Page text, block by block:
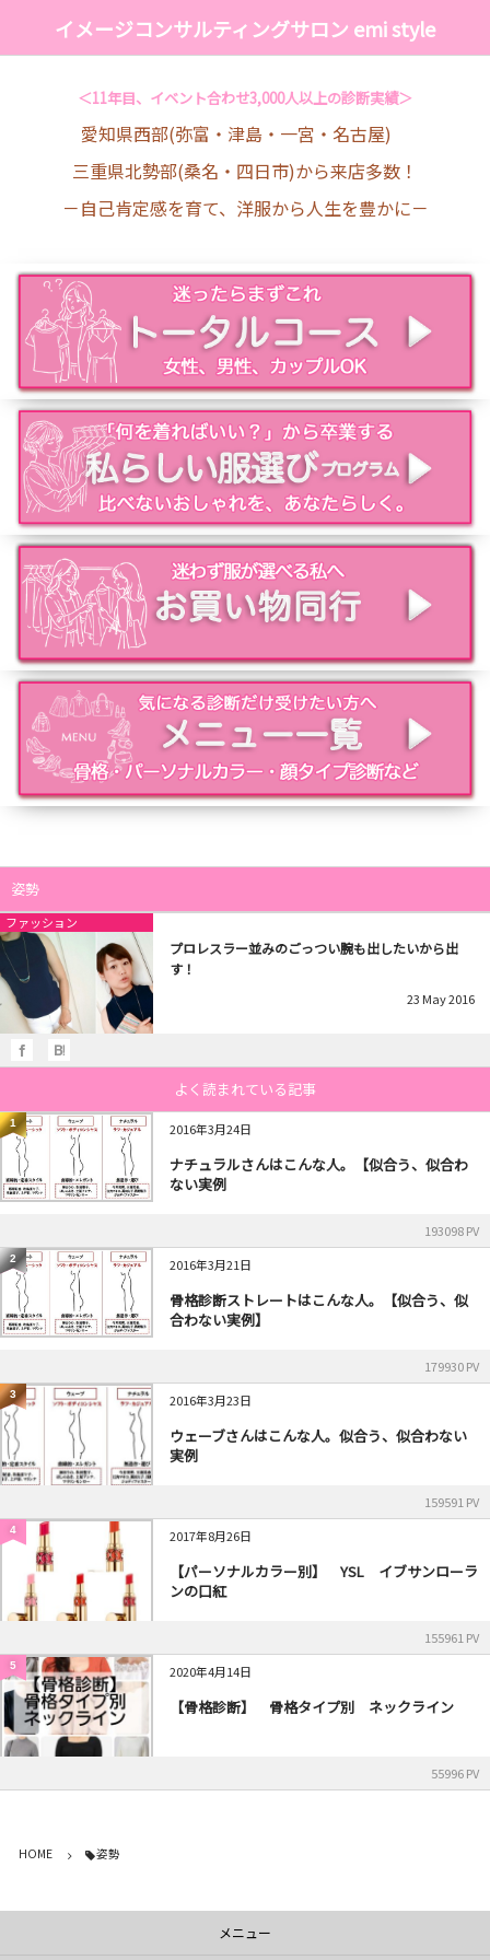
イメージコンサルティングサロン emi style
＜11年目、イベント合わせ3,000人以上の診断実績＞
愛知県西部(弥富・津島・一宮・名古屋)
三重県北勢部(桑名・四日市)から来店多数！
－自己肯定感を育て、洋服から人生を豊かに－
姿勢
ファッション
プロレスラー並みのごっつい腕も出したいから出
す！
23 May2016
よく読まれている記事
1 2016年3月24日
ナチュラルさんはこんな人。【似合う、似合わ
ない実例
193098 PV
2 2016年3月21日
骨格診断ストレートはこんな人。【似合う、似
合わない実例】
179930 PV
3 2016年3月23日
ウェーブさんはこんな人。似合う、似合わない
実例
159591 PV
4 2017年8月26日
【パーソナルカラー別】 YSL イブサンローラ
ンの口紅
155961 PV
5 2020年4月14日
【骨格診断】 骨格タイプ別 ネックライン
55996 PV
HOME 姿勢
メニュー